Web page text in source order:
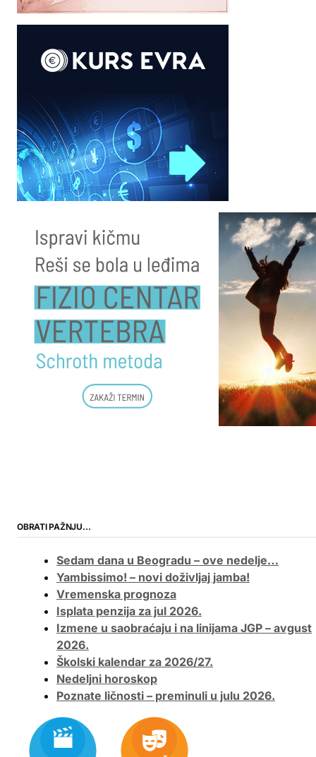
OBRATI PAŽNJU…
Sedam dana u Beogradu – ove nedelje…
Yambissimo! – novi doživljaj jamba!
Vremenska prognoza
Isplata penzija za jul 2026.
Izmene u saobraćaju i na linijama JGP – avgust
2026.
Školski kalendar za 2026/27.
Nedeljni horoskop
Poznate ličnosti – preminuli u julu 2026.